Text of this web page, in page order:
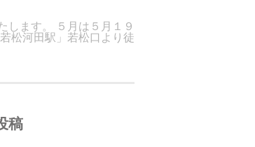
します。 ５月は５月１９
松河田駅」若松口より徒
稿